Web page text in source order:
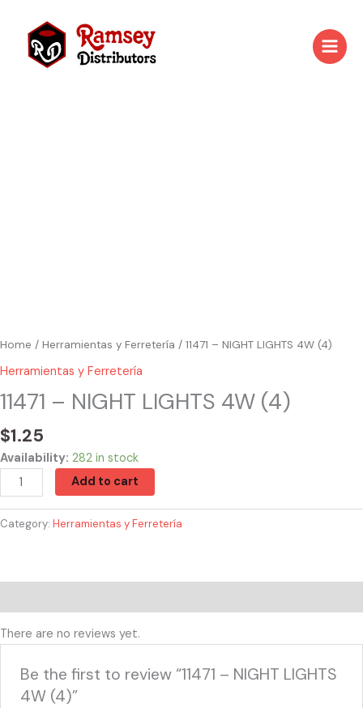
content
Home / Herramientas y Ferretería / 11471 – NIGHT LIGHTS 4W (4)
Herramientas y Ferretería
11471 – NIGHT LIGHTS 4W (4)
$1.25
Availability: 282 in stock
Add to cart
Category: Herramientas y Ferretería
There are no reviews yet.
Be the first to review “11471 – NIGHT LIGHTS
4W (4)”